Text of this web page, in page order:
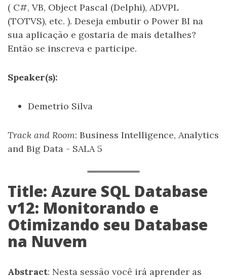
( C#, VB, Object Pascal (Delphi), ADVPL
(TOTVS), etc. ). Deseja embutir o Power BI na
sua aplicação e gostaria de mais detalhes?
Então se inscreva e participe.
Speaker(s):
Demetrio Silva
Track and Room: Business Intelligence, Analytics
and Big Data - SALA 5
Title: Azure SQL Database
v12: Monitorando e
Otimizando seu Database
na Nuvem
Abstract: Nesta sessão você irá aprender as